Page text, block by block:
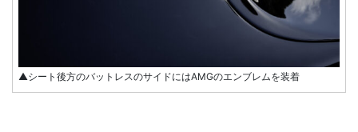
▲シート後方のバットレスのサイドにはAMGのエンブレムを装着